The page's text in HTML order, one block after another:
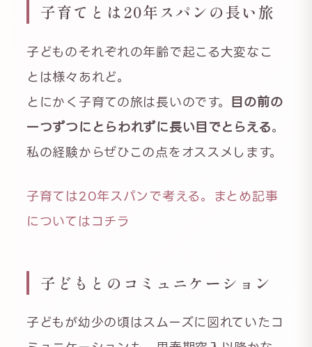
子育てとは20年スパンの長い旅
子どものそれぞれの年齢で起こる大変なこ
とは様々あれど。
とにかく子育ての旅は長いのです。 目の前の
一つずつにとらわれずに長い目でとらえる。
私の経験からぜひこの点をオススメします。
子育ては20年スパンで考える。まとめ記事
についてはコチラ
子どもとのコミュニケーション
子どもが幼少の頃はスムーズに図れていたコ